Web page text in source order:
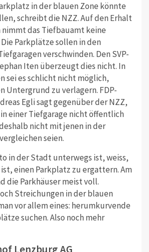
in der blauen Zone könnte
schreibt die NZZ. Auf den Erhalt
das Tiefbauamt keine
Parkplätze sollen in den
verschwinden. Den SVP-
Iten überzeugt dies nicht. In
sei es schlicht nicht möglich,
Untergrund zu verlagern. FDP-
Egli sagt gegenüber der NZZ,
einer Tiefgarage nicht öffentlich
nicht mit jenen in der
seien.
in der Stadt unterwegs ist, weiss,
einen Parkplatz zu ergattern. Am
die Parkhäuser meist voll.
Streichungen in der blauen
vor allem eines: herumkurvende
suchen. Also noch mehr